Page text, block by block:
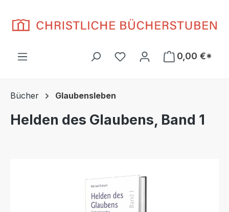
Du hast 0 Produkte auf
0,00 €*
Bücher Glaubensleben
Helden des Glaubens, Band 1